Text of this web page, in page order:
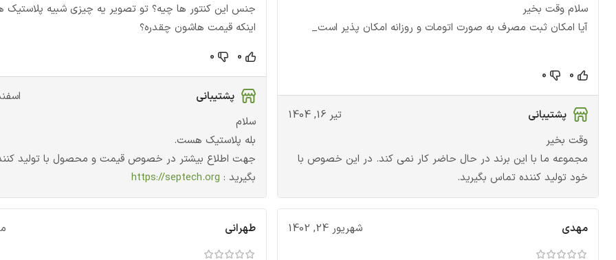
سلام وقت بخیر
آیا امکان ثبت مصرف به صورت اتومات و روزانه امکان پذیر است_
0
0
پشتیبانی
تیر 16, 1404
وقت بخیر
مجموعه ما با این برند در حال حاضر کار نمی کند. در این خصوص با
خود تولید کننده تماس بگیرید.
جنس این کنتور ها چیه؟ تو تصویر یه چیزی شبیه
اینکه قیمت هاشون چقدره؟
0
0
پشتیبانی
اسفند 16,
سلام
بله پلاستیک هست.
جهت اطلاع بیشتر در خصوص قیمت و محصول با تولید
بگیرید : https://septech.org
مهدی شهریور 24, 1402 طهراني